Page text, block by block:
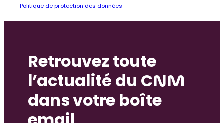
Politique de protection des données
Retrouvez toute
l’actualité du CNM
dans votre boîte